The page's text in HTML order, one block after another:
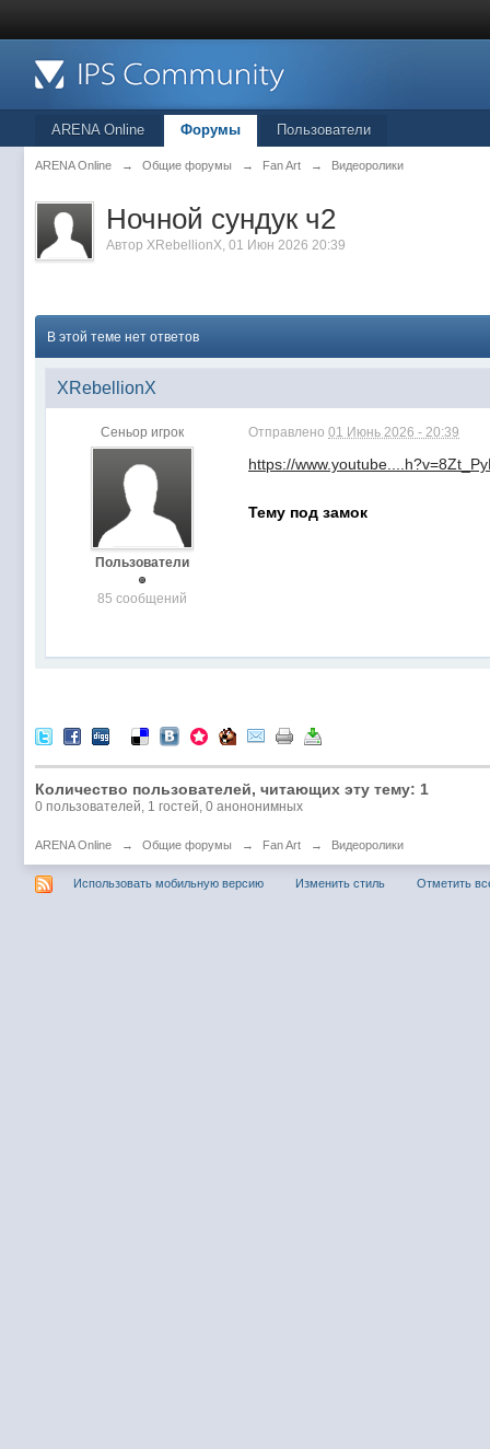
ARENA Online Форумы Пользователи
ARENA Online → Общие форумы → Fan Art → Видеоролики
Ночной сундук ч2
Автор XRebellionX, 01 Июн 2026 20:39
В этой теме нет ответов
XRebellionX
Сеньор игрок
Пользователи
85 сообщений
Отправлено 01 Июнь 2026 - 20:39
https://
Тему под замок
Количество пользователей, читающих эту тему: 1
0 пользователей, 1 гостей, 0 анононимных
ARENA Online → Общие форумы → Fan Art → Видеоролики
Использовать мобильную версию Изменить стиль Отметить